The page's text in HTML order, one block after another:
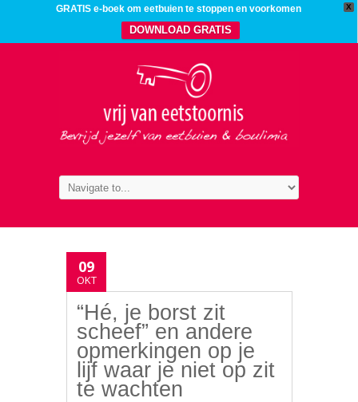
X
GRATIS e-boek om eetbuien te stoppen en voorkomen
DOWNLOAD GRATIS
09
OKT
“Hé, je borst zit
scheef” en andere
opmerkingen op je
lijf waar je niet op zit
te wachten